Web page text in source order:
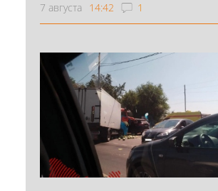
7 августа 14:42 1